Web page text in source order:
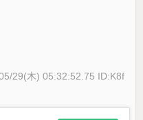
29(木) 05:32:52.75 ID:K8f